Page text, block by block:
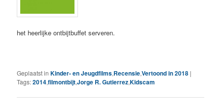
het heerlijke ontbijtbuffet serveren.
Geplaatst in Kinder- en Jeugdfilms,Recensie,Vertoond in 2018 |
Tags:2014,filmontbijt,Jorge R. Gutierrez,Kidscam